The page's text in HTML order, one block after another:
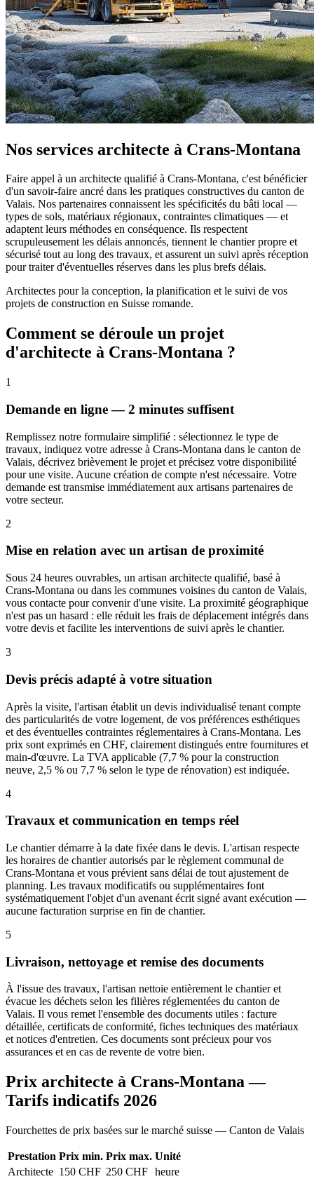
Nos services architecte à Crans-Montana
Faire appel à un architecte qualifié à Crans-Montana, c'est bénéficier
d'un savoir-faire ancré dans les pratiques constructives du canton de
Valais. Nos partenaires connaissent les spécificités du bâti local —
types de sols, matériaux régionaux, contraintes climatiques — et
adaptent leurs méthodes en conséquence. Ils respectent
scrupuleusement les délais annoncés, tiennent le chantier propre et
sécurisé tout au long des travaux, et assurent un suivi après réception
pour traiter d'éventuelles réserves dans les plus brefs délais.
Architectes pour la conception, la planification et le suivi de vos
projets de construction en Suisse romande.
Comment se déroule un projet
d'architecte à Crans-Montana ?
1
Demande en ligne — 2 minutes suffisent
Remplissez notre formulaire simplifié : sélectionnez le type de
travaux, indiquez votre adresse à Crans-Montana dans le canton de
Valais, décrivez brièvement le projet et précisez votre disponibilité
pour une visite. Aucune création de compte n'est nécessaire. Votre
demande est transmise immédiatement aux artisans partenaires de
votre secteur.
2
Mise en relation avec un artisan de proximité
Sous 24 heures ouvrables, un artisan architecte qualifié, basé à
Crans-Montana ou dans les communes voisines du canton de Valais,
vous contacte pour convenir d'une visite. La proximité géographique
n'est pas un hasard : elle réduit les frais de déplacement intégrés dans
votre devis et facilite les interventions de suivi après le chantier.
3
Devis précis adapté à votre situation
Après la visite, l'artisan établit un devis individualisé tenant compte
des particularités de votre logement, de vos préférences esthétiques
et des éventuelles contraintes réglementaires à Crans-Montana. Les
prix sont exprimés en CHF, clairement distingués entre fournitures et
main-d'œuvre. La TVA applicable (7,7 % pour la construction
neuve, 2,5 % ou 7,7 % selon le type de rénovation) est indiquée.
4
Travaux et communication en temps réel
Le chantier démarre à la date fixée dans le devis. L'artisan respecte
les horaires de chantier autorisés par le règlement communal de
Crans-Montana et vous prévient sans délai de tout ajustement de
planning. Les travaux modificatifs ou supplémentaires font
systématiquement l'objet d'un avenant écrit signé avant exécution —
aucune facturation surprise en fin de chantier.
5
Livraison, nettoyage et remise des documents
À l'issue des travaux, l'artisan nettoie entièrement le chantier et
évacue les déchets selon les filières réglementées du canton de
Valais. Il vous remet l'ensemble des documents utiles : facture
détaillée, certificats de conformité, fiches techniques des matériaux
et notices d'entretien. Ces documents sont précieux pour vos
assurances et en cas de revente de votre bien.
Prix architecte à Crans-Montana —
Tarifs indicatifs 2026
Fourchettes de prix basées sur le marché suisse — Canton de Valais
Prestation Prix min. Prix max. Unité
Architecte 150 CHF 250 CHF heure